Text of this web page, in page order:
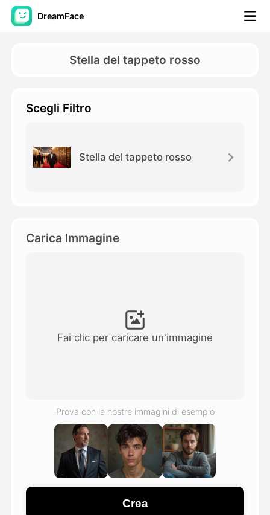
DreamFace
Strumenti AI
Video di AI
Foto
Vedi tutti i modelli
Stella del tappeto rosso
Scegli Filtro
Stella del tappeto rosso
Carica Immagine
Fai clic per caricare un'immagine
Prova con le nostre immagini di esempio
Crea